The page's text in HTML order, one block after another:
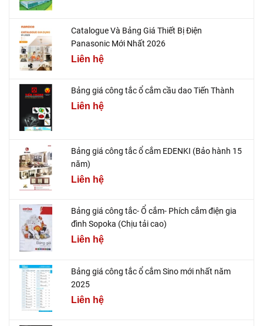
Catalogue Và Bảng Giá Thiết Bị Điện
Panasonic Mới Nhất 2026
Liên hệ
Bảng giá công tắc ổ cắm cầu dao Tiến Thành
Liên hệ
Bảng giá công tắc ổ cắm EDENKI (Bảo hành 15
năm)
Liên hệ
Bảng giá công tắc- Ổ cắm- Phích cắm điện gia
đình Sopoka (Chịu tải cao)
Liên hệ
Bảng giá công tắc ổ cắm Sino mới nhất năm
2025
Liên hệ